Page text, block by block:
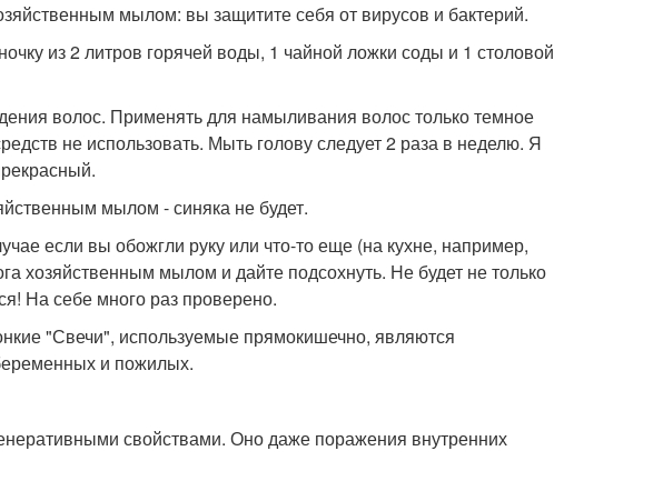
мылом: вы защитите себя от вирусов и бактерий.
из 2 литров горячей воды, 1 чайной ложки соды и 1 столовой
волос. Применять для намыливания волос только темное
не использовать. Мыть голову следует 2 раза в неделю. Я
мылом - синяка не будет.
если вы обожгли руку или что-то еще (на кухне, например,
хозяйственным мылом и дайте подсохнуть. Не будет не только
На себе много раз проверено.
"Свечи", используемые прямокишечно, являются
и пожилых.
свойствами. Оно даже поражения внутренних